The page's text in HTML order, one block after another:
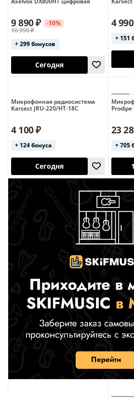
Головные (Sennheiser)
Головные (вокальные)
Инструментальные
Инструментальные
Инструментальные (для
Петличные
Петличные (2
Петличные (Sennheiser)
Ручной динамический
Ручные (2 микрофона)
Ручные (2 микрофона)
Цифровые (с ручным
9 890 ₽
-10%
10 990 ₽
+ 299 бонусов
Сегодня
4
+ 151
Микрофонная радиосистема
Karsect JRU-220/HT-18C
4 100 ₽
+ 124 бонуса
Prodipe
23
+ 705